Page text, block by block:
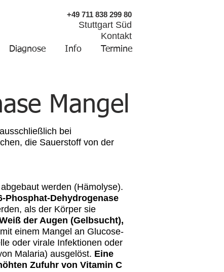
+49 711 838 299 80
Stuttgart Süd
Kontakt
Diagnose Info Termine
Mangel
bei
die Sauerstoff von der
werden (Hämolyse).
Phosphat-Dehydrogenase
als der Körper sie
der Augen (Gelbsucht),
einem Mangel an Glucose-
oder virale Infektionen oder
Malaria) ausgelöst. Eine
Zufuhr von Vitamin C